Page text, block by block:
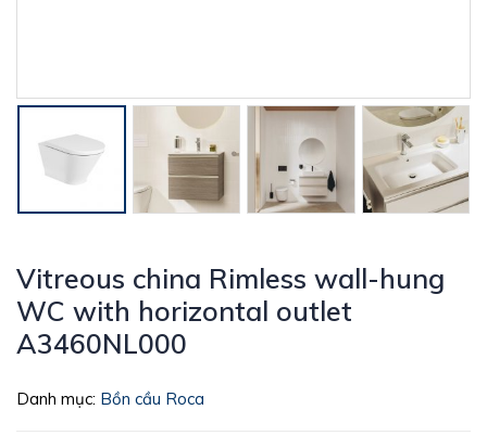
Vitreous china Rimless wall-hung
WC with horizontal outlet
A3460NL000
Danh mục: Bồn cầu Roca